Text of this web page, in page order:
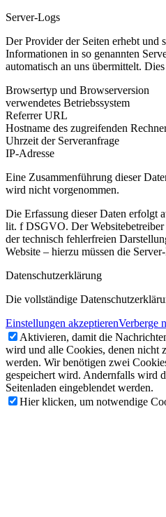
Server-Logs
Der Provider der Seiten erhebt und
Informationen in so genannten
automatisch an uns übermittelt.
Browsertyp und Browserversion
verwendetes Betriebssystem
Referrer URL
Hostname des zugreifenden
Uhrzeit der Serveranfrage
IP-Adresse
Eine Zusammenführung dieser
wird nicht vorgenommen.
Die Erfassung dieser Daten erfolgt
lit. f DSGVO. Der Websitebetreiber
der technisch fehlerfreien
Website – hierzu müssen die
Datenschutzerklärung
Die vollständige
Einstellungen akzeptierenVerberge
Aktivieren, damit die
wird und alle Cookies, denen nicht
werden. Wir benötigen zwei
gespeichert wird. Andernfalls wird
Seitenladen eingeblendet werden.
Hier klicken, um notwendige